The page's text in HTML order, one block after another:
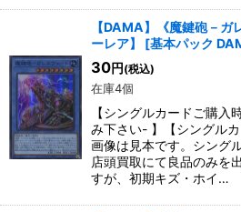
【DAMA】《魔鍵砲－ガ
ーレア】
[基本パック
30円 (税込)
在庫4個
【シングルカードご購入
み下さい- 】【シングルカ
画像は見本です。シング
店頭買取にて良品のみを
すが、初期キズ・ホイ…